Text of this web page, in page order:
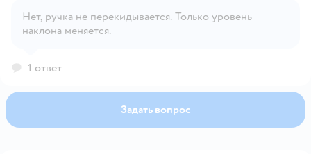
Нет, ручка не перекидывается. Только уровень
наклона меняется.
1 ответ
Задать вопрос